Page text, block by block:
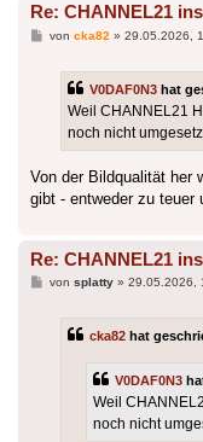
Re: CHANNEL21
Beitrag
von cka82 » 29.05.2026,
V0DAF0N3 hat
Weil CHANNEL21
noch nicht
Von der Bildqualität her
gibt - entweder zu teuer
Re: CHANNEL21
Beitrag
von splatty» 29.05.2026,
cka82 hat
V0DAF0N3
Weil
noch nicht